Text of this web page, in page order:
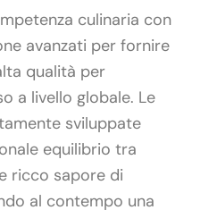
culinaria con
avanzati per fornire
qualità per
a livello globale. Le
sviluppate
equilibrio tra
ricco sapore di
al contempo una